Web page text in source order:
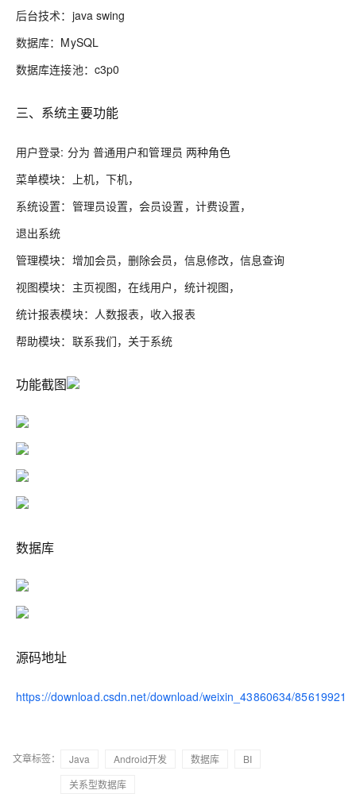
后台技术：java swing
数据库：MySQL
数据库连接池：c3p0
三、系统主要功能
用户登录: 分为 普通用户和管理员 两种角色
菜单模块：上机，下机，
系统设置：管理员设置，会员设置，计费设置，
退出系统
管理模块：增加会员，删除会员，信息修改，信息查询
视图模块：主页视图，在线用户，统计视图，
统计报表模块：人数报表，收入报表
帮助模块：联系我们，关于系统
功能截图
数据库
源码地址
https://download.csdn.net/download/weixin_43860634/85619921
文章标签： Java Android开发 数据库
BI
关系型数据库